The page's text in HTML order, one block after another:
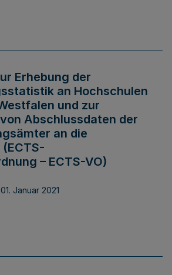
Erhebung der
an Hochschulen
und zur
Abschlussdaten der
an die
– ECTS-VO)
Januar 2021